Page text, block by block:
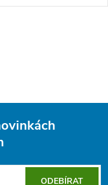
ODEBÍRAT